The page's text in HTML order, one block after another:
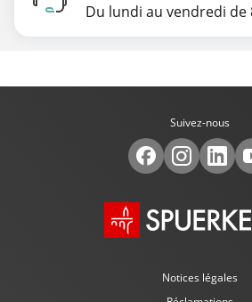
Du lundi au vendredi de
Suivez-nous
Notices légales